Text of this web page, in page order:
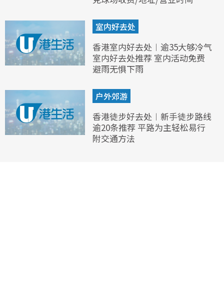
室内好去处
香港室内好去处︱逾35大够冷气
室内好去处推荐 室内活动免费
避雨无惧下雨
户外郊游
香港徒步好去处︱新手徒步路线
逾20条推荐 平路为主轻松易行
附交通方法